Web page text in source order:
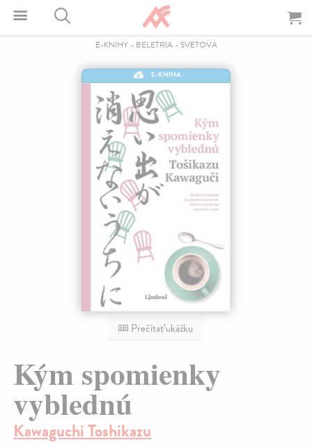
E-KNIHY- BELETRIA- SVETOVÁ
E-KNIHA
Prečítať ukážku
Kým spomienky
vyblednú
Kawaguchi Toshikazu